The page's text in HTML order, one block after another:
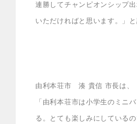
連勝してチャンピオンシップ
いただければと思います。」と
由利本荘市 湊 貴信 市長は、
「由利本荘市は小学生のミニ
る。とても楽しみにしている